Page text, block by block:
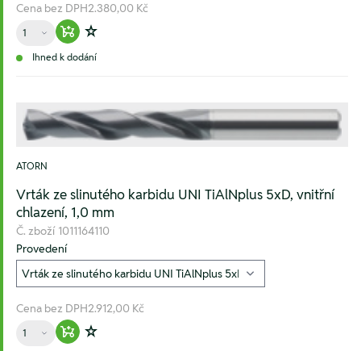
Cena bez DPH2.380,00 Kč
Množství
Warenkorb hinzufügen
Zur Wunschliste hinzufügen
Ihned k dodání
ATORN
Vrták ze slinutého karbidu UNI TiAlNplus 5xD, vnitřní
chlazení, 1,0 mm
Č. zboží 1011164110
Provedení
Cena bez DPH2.912,00 Kč
Množství
Warenkorb hinzufügen
Zur Wunschliste hinzufügen